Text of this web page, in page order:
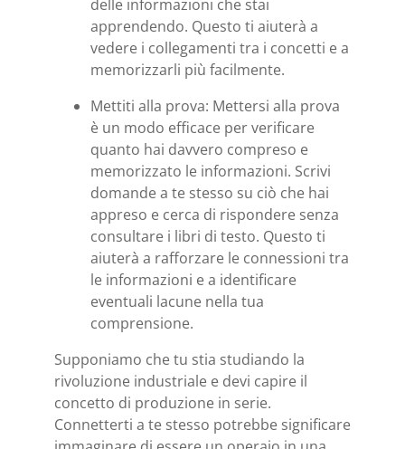
delle informazioni che stai
apprendendo. Questo ti aiuterà a
vedere i collegamenti tra i concetti e a
memorizzarli più facilmente.
Mettiti alla prova: Mettersi alla prova
è un modo efficace per verificare
quanto hai davvero compreso e
memorizzato le informazioni. Scrivi
domande a te stesso su ciò che hai
appreso e cerca di rispondere senza
consultare i libri di testo. Questo ti
aiuterà a rafforzare le connessioni tra
le informazioni e a identificare
eventuali lacune nella tua
comprensione.
Supponiamo che tu stia studiando la
rivoluzione industriale e devi capire il
concetto di produzione in serie.
Connetterti a te stesso potrebbe significare